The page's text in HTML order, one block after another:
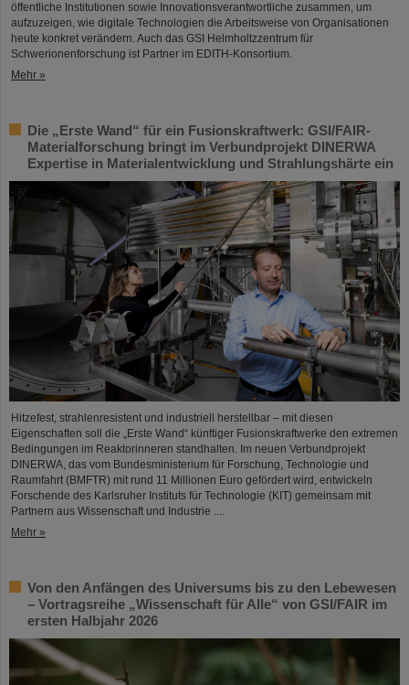
öffentliche Institutionen sowie Innovationsverantwortliche zusammen, um
aufzuzeigen, wie digitale Technologien die Arbeitsweise von Organisationen
heute konkret verändern. Auch das GSI Helmholtzzentrum für
Schwerionenforschung ist Partner im EDITH-Konsortium.
Mehr »
Die „Erste Wand“ für ein Fusionskraftwerk: GSI/FAIR-
Materialforschung bringt im Verbundprojekt DINERWA
Expertise in Materialentwicklung und Strahlungshärte ein
Hitzefest, strahlenresistent und industriell herstellbar – mit diesen
Eigenschaften soll die „Erste Wand“ künftiger Fusionskraftwerke den extremen
Bedingungen im Reaktorinneren standhalten. Im neuen Verbundprojekt
DINERWA, das vom Bundesministerium für Forschung, Technologie und
Raumfahrt (BMFTR) mit rund 11 Millionen Euro gefördert wird, entwickeln
Forschende des Karlsruher Instituts für Technologie (KIT) gemeinsam mit
Partnern aus Wissenschaft und Industrie ....
Mehr »
Von den Anfängen des Universums bis zu den Lebewesen
– Vortragsreihe „Wissenschaft für Alle“ von GSI/FAIR im
ersten Halbjahr 2026